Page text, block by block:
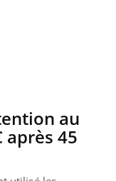
au
après 45